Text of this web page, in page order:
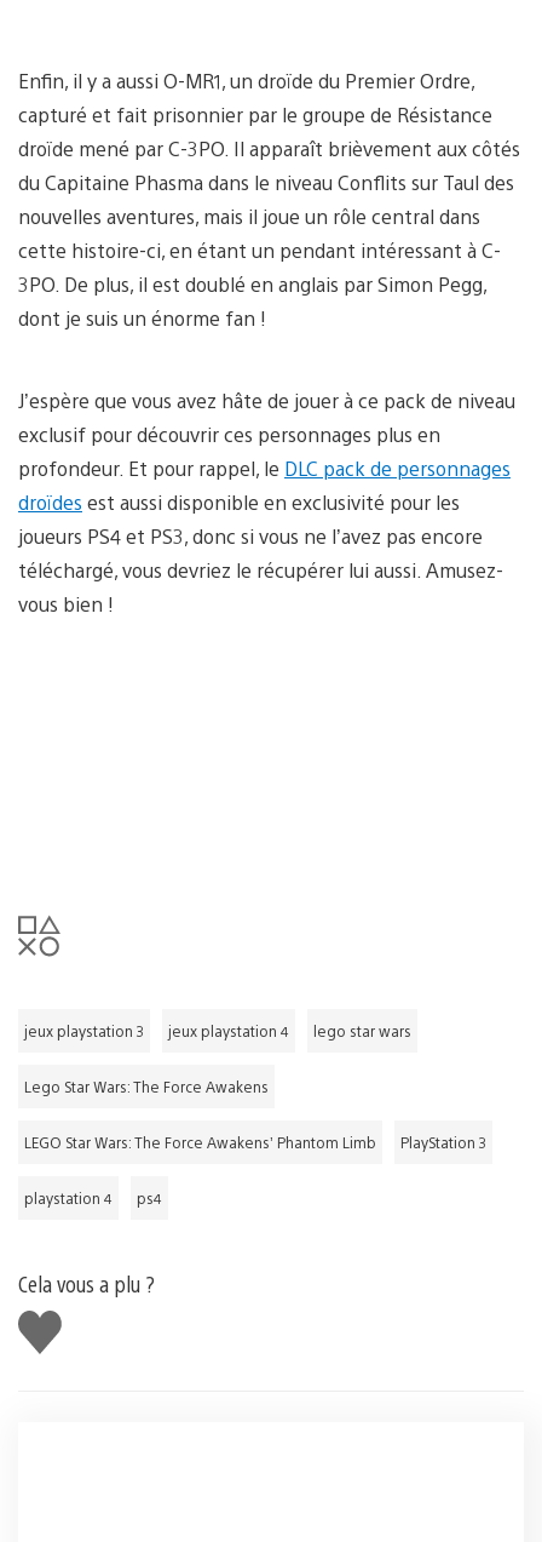
Enfin, il y a aussi O-MR1, un droïde du Premier Ordre,
capturé et fait prisonnier par le groupe de Résistance
droïde mené par C-3PO. Il apparaît brièvement aux côtés
du Capitaine Phasma dans le niveau Conflits sur Taul des
nouvelles aventures, mais il joue un rôle central dans
cette histoire-ci, en étant un pendant intéressant à C-
3PO. De plus, il est doublé en anglais par Simon Pegg,
dont je suis un énorme fan !
J’espère que vous avez hâte de jouer à ce pack de niveau
exclusif pour découvrir ces personnages plus en
profondeur. Et pour rappel, le DLC pack de personnages
droïdes est aussi disponible en exclusivité pour les
joueurs PS4 et PS3, donc si vous ne l’avez pas encore
téléchargé, vous devriez le récupérer lui aussi. Amusez-
vous bien !
jeux playstation 3 jeux playstation 4 lego star wars
Lego Star Wars: The Force Awakens
LEGO Star Wars: The Force Awakens’ Phantom Limb PlayStation 3
playstation 4 ps4
Cela vous a plu ?
J'aime